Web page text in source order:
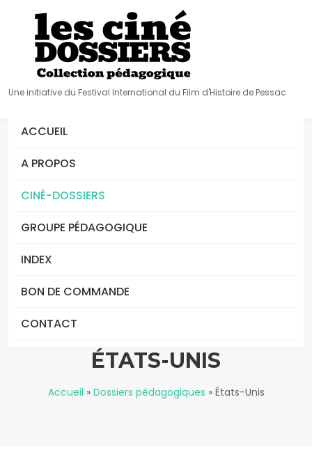
Une initiative du Festival International du Film d'Histoire de Pessac
ACCUEIL
A PROPOS
CINÉ-DOSSIERS
GROUPE PÉDAGOGIQUE
INDEX
BON DE COMMANDE
CONTACT
ÉTATS-UNIS
Accueil » Dossiers pédagogiques » États-Unis